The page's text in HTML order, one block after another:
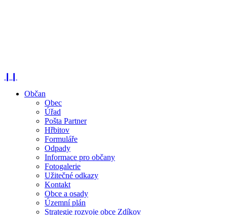
Občan
Obec
Úřad
Pošta Partner
Hřbitov
Formuláře
Odpady
Informace pro občany
Fotogalerie
Užitečné odkazy
Kontakt
Obce a osady
Územní plán
Strategie rozvoje obce Zdíkov